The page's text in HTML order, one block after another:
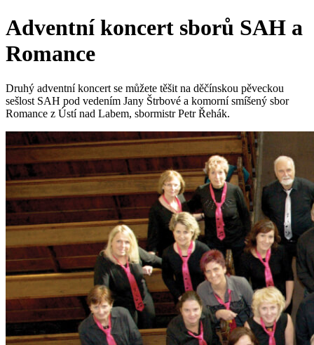
Adventní koncert sborů SAH a
Romance
Druhý adventní koncert se můžete těšit na děčínskou pěveckou
sešlost SAH pod vedením Jany Štrbové a komorní smíšený sbor
Romance z Ústí nad Labem, sbormistr Petr Řehák.